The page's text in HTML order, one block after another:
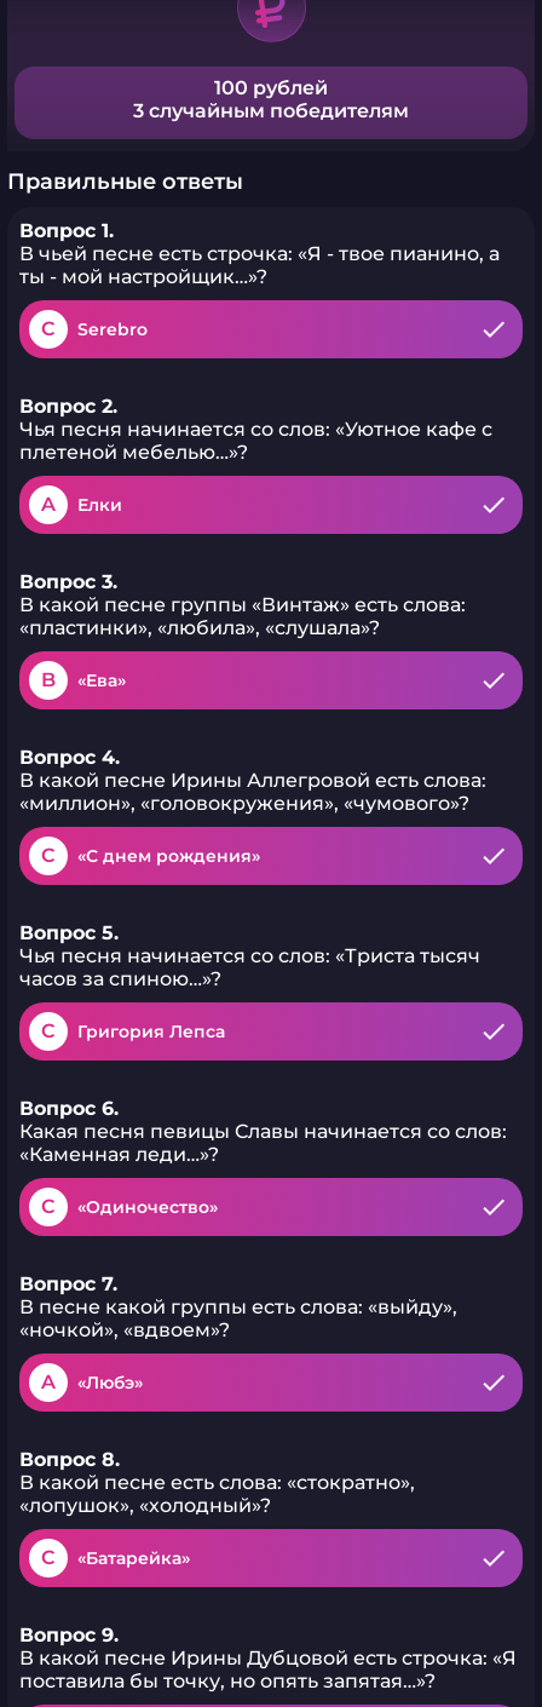
100 рублей
3 случайным победителям
Правильные ответы
Вопрос 1.
В чьей песне есть строчка: «Я - твое пианино, а
ты - мой настройщик…»?
C Serebro
Вопрос 2.
Чья песня начинается со слов: «Уютное кафе с
плетеной мебелью…»?
A Елки
Вопрос 3.
В какой песне группы «Винтаж» есть слова:
«пластинки», «любила», «слушала»?
B «Ева»
Вопрос 4.
В какой песне Ирины Аллегровой есть слова:
«миллион», «головокружения», «чумового»?
C «С днем рождения»
Вопрос 5.
Чья песня начинается со слов: «Триста тысяч
часов за спиною…»?
C Григория Лепса
Вопрос 6.
Какая песня певицы Славы начинается со слов:
«Каменная леди…»?
C «Одиночество»
Вопрос 7.
В песне какой группы есть слова: «выйду»,
«ночкой», «вдвоем»?
A «Любэ»
Вопрос 8.
В какой песне есть слова: «стократно»,
«лопушок», «холодный»?
C «Батарейка»
Вопрос 9.
В какой песне Ирины Дубцовой есть строчка: «Я
поставила бы точку, но опять запятая…»?